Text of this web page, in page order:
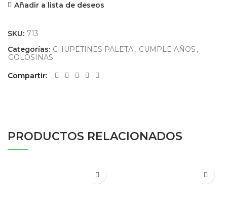
Añadir a lista de deseos
SKU: 713
Categorías: CHUPETINES PALETA, CUMPLE AÑOS ,
GOLOSINAS
Compartir
PRODUCTOS RELACIONADOS